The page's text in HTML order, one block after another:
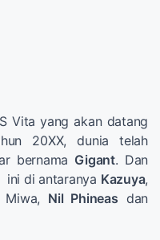
Vita yang akan datang
20XX, dunia telah
bernama Gigant. Dan
ini di antaranya Kazuya,
Miwa, Nil Phineas dan